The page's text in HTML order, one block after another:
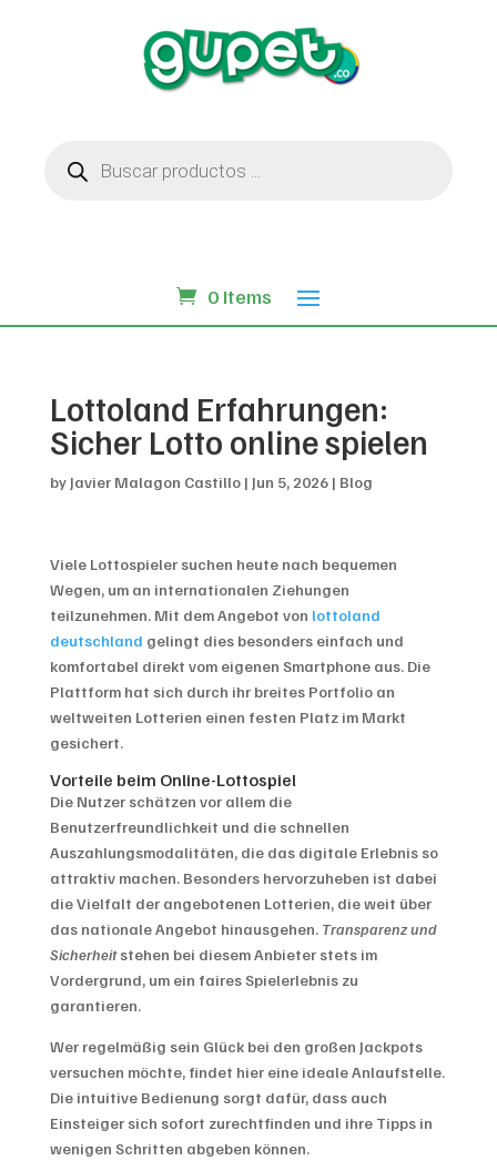
productos
0 Items
Lottoland Erfahrungen:
Sicher Lotto online spielen
by Javier Malagon Castillo| Jun 5, 2026| Blog
Viele Lottospieler suchen heute nach bequemen
Wegen, um an internationalen Ziehungen
teilzunehmen. Mit dem Angebot von lottoland
deutschland gelingt dies besonders einfach und
komfortabel direkt vom eigenen Smartphone aus. Die
Plattform hat sich durch ihr breites Portfolio an
weltweiten Lotterien einen festen Platz im Markt
gesichert.
Vorteile beim Online-Lottospiel
Die Nutzer schätzen vor allem die
Benutzerfreundlichkeit und die schnellen
Auszahlungsmodalitäten, die das digitale Erlebnis so
attraktiv machen. Besonders hervorzuheben ist dabei
die Vielfalt der angebotenen Lotterien, die weit über
das nationale Angebot hinausgehen. Transparenz und
Sicherheitstehen bei diesem Anbieter stets im
Vordergrund, um ein faires Spielerlebnis zu
garantieren.
Wer regelmäßig sein Glück bei den großen Jackpots
versuchen möchte, findet hier eine ideale Anlaufstelle.
Die intuitive Bedienung sorgt dafür, dass auch
Einsteiger sich sofort zurechtfinden und ihre Tipps in
wenigen Schritten abgeben können.